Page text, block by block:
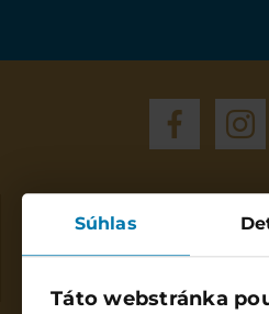
Súhlas
Táto webstránka
Vodný